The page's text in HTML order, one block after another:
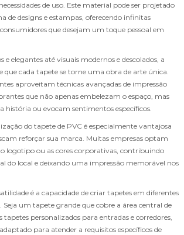
de uso. Este material pode ser projetado
de designs e estampas, oferecendo infinitas
que desejam um toque pessoal em
e elegantes até visuais modernos e descolados, a
cada tapete se torne uma obra de arte única.
aproveitam técnicas avançadas de impressão
que não apenas embelezam o espaço, mas
ou evocam sentimentos específicos.
do tapete de PVC é especialmente vantajosa
reforçar sua marca. Muitas empresas optam
logotipo ou as cores corporativas, contribuindo
do local e deixando uma impressão memorável nos
é a capacidade de criar tapetes em diferentes
um tapete grande que cobre a área central de
tapetes personalizados para entradas e corredores,
para atender a requisitos específicos de